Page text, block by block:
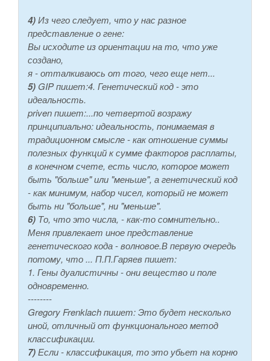
4)Из чего следует, что у нас разное
представление о гене:
Вы исходите из ориентации на то, что уже
создано,
я - отталкиваюсь от того, чего еще нет...
5) GIP пишет:4. Генетический код - это
идеальность.
priven пишет:...по четвертой возражу
принципиально: идеальность, понимаемая в
традиционном смысле - как отношение суммы
полезных функций к сумме факторов расплаты,
в конечном счете, есть число, которое может
быть "больше" или "меньше", а генетический код
- как минимум, набор чисел, который не может
быть ни "больше", ни "меньше".
6) То, что это числа, - как-то сомнительно..
Меня привлекает иное представление
генетического кода - волновое.В первую очередь
потому, что ... П.П.Гаряев пишет:
1. Гены дуалистичны - они вещество и поле
одновременно.
--------
Gregory Frenklach пишет: Это будет несколько
иной, отличный от функционального метод
классификации.
7)Если - классификация, то это убьет на корню